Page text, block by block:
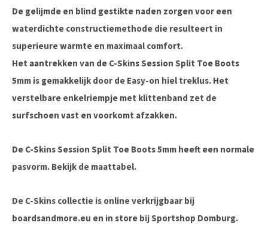
De gelijmde en blind gestikte naden zorgen voor een
waterdichte constructiemethode die resulteert in
superieure warmte en maximaal comfort.
Het aantrekken van de C-Skins Session Split Toe Boots
5mm is gemakkelijk door de Easy-on hiel treklus. Het
verstelbare enkelriempje met klittenband zet de
surfschoen vast en voorkomt afzakken.
De C-Skins Session Split Toe Boots 5mm heeft een normale
pasvorm. Bekijk de maattabel.
De C-Skins collectie is online verkrijgbaar bij
boardsandmore.eu en in store bij Sportshop Domburg.